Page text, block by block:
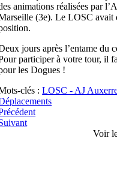
animations réalisées par
(3e). Le LOSC avait
jours après l’entame du
participer à votre tour, il
les Dogues !
clés :LOSC - AJ
Voir